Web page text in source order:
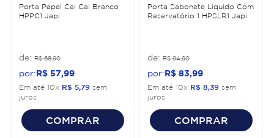
Porta Papel Cai Cai Branco
HPPC1 Japi
R$ 68,90
R$ 57 99
Em até 10x R$ 5 79 sem
juros
COMPRAR
Porta Sabonete Liquido Com
Reservatório 1 HPSLR1 Japi
R$ 94,90
R$ 83 99
Em até 10x R$ 8 39 sem
juros
COMPRAR